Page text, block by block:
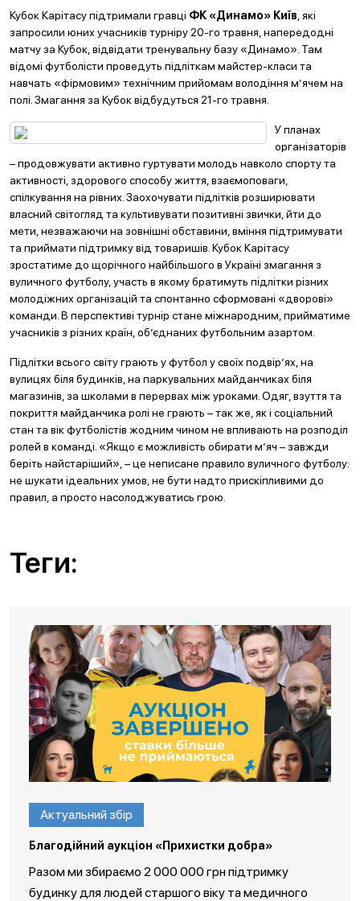
Кубок Карітасу підтримали гравці ФК «Динамо» Київ , які
запросили юних учасників турніру 20-го травня, напередодні
матчу за Кубок, відвідати тренувальну базу «Динамо». Там
відомі футболісти проведуть підліткам майстер-класи та
навчать «фірмовим» технічним прийомам володіння м’ячем на
полі. Змагання за Кубок відбудуться 21-го травня.
У планах
організаторів
– продовжувати активно гуртувати молодь навколо спорту та
активності, здорового способу життя, взаємоповаги,
спілкування на рівних. Заохочувати підлітків розширювати
власний світогляд та культивувати позитивні звички, йти до
мети, незважаючи на зовнішні обставини, вміння підтримувати
та приймати підтримку від товаришів. Кубок Карітасу
зростатиме до щорічного найбільшого в Україні змагання з
вуличного футболу, участь в якому братимуть підлітки різних
молодіжних організацій та спонтанно сформовані «дворові»
команди. В перспективі турнір стане міжнародним, прийматиме
учасників з різних країн, об’єднаних футбольним азартом.
Підлітки всього світу грають у футбол у своїх подвір’ях, на
вулицях біля будинків, на паркувальних майданчиках біля
магазинів, за школами в перервах між уроками. Одяг, взуття та
покриття майданчика ролі не грають – так же, як і соціальний
стан та вік футболістів жодним чином не впливають на розподіл
ролей в команді. «Якщо є можливість обирати м’яч – завжди
беріть найстаріший», – це неписане правило вуличного футболу:
не шукати ідеальних умов, не бути надто прискіпливими до
правил, а просто насолоджуватись грою.
Теги:
Актуальний збір
Благодійний аукціон «Прихистки добра»
Разом ми збираємо 2 000 000 грн підтримку
будинку для людей старшого віку та медичного